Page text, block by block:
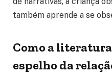
também aprende a se
Como a
espelho da